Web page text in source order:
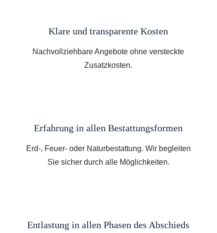
Klare und transparente Kosten
Nachvollziehbare Angebote ohne versteckte
Zusatzkosten.
Erfahrung in allen Bestattungsformen
Erd-, Feuer- oder Naturbestattung. Wir begleiten
Sie sicher durch alle Möglichkeiten.
Entlastung in allen Phasen des Abschieds